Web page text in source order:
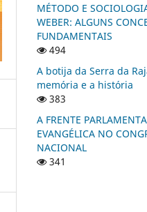
MÉTODO E
WEBER: ALGUNS
FUNDAMENTAIS
494
A botija da Serra da
memória e a história
383
A FRENTE
EVANGÉLICA NO
NACIONAL
341